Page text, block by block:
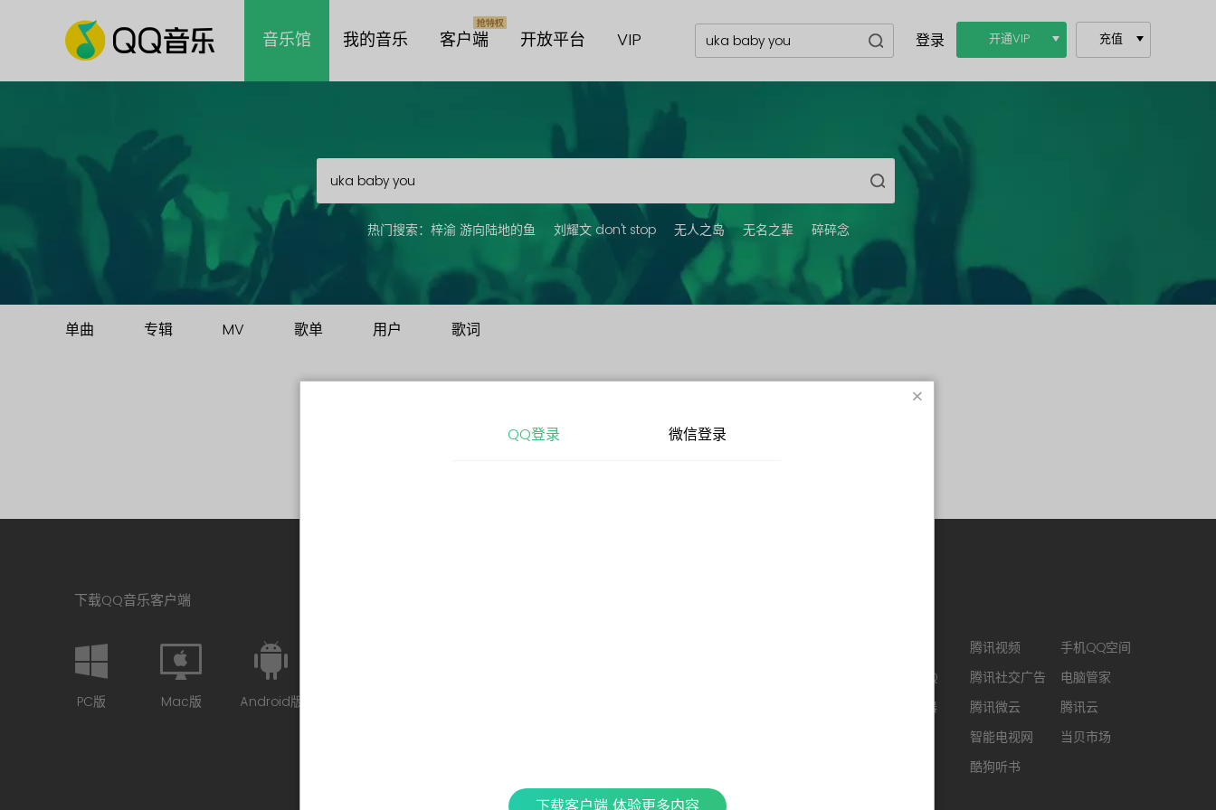
音乐馆 我的音乐 客户端 开放平台 VIP 登录 开通VIP 充值
热门搜索： 梓渝 游向陆地的鱼 刘耀文 don't stop 无人之岛 无名之辈 碎碎念
单曲 专辑 MV 歌单 用户 歌词
查看更多内容，请下载客户端
下载QQ音乐客户端
PC版 Mac版 Android版
腾讯视频
手机QQ空间
最新版QQ
腾讯社交广告
电脑管家
QQ浏览器
腾讯微云
腾讯云
智能电视网
当贝市场
酷狗听书
QQ登录 微信登录